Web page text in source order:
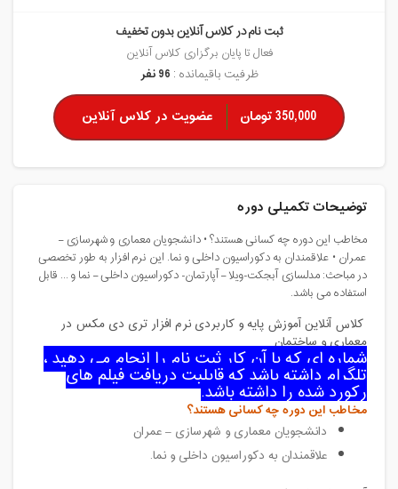
ثبت نام در کلاس آنلاین بدون تخفیف
فعال تا پایان برگزاری کلاس آنلاین
ظرفیت باقیمانده : 96 نفر
350,000 تومان عضویت در کلاس آنلاین
توضیحات تکمیلی دوره
مخاطب این دوره چه کسانی هستند؟ • دانشجویان معماری و شهرسازی –
عمران • علاقمندان به دکوراسیون داخلی و نما. این نرم افزار به طور تخصصی
در مباحث: مدلسازی آبجکت-ویلا – آپارتمان- دکوراسیون داخلی – نما و ... قابل
استفاده می باشد.
کلاس آنلاین آموزش پایه و کاربردی نرم افزار تری دی مکس در
معماری و ساختمان
شماره ای که با آن کار ثبت نام را انجام می دهید ،
تلگرام داشته باشد که قابلیت دریافت فیلم های
رکورد شده را داشته باشد.
مخاطب این دوره چه کسانی هستند؟
دانشجویان معماری و شهرسازی – عمران
علاقمندان به دکوراسیون داخلی و نما.